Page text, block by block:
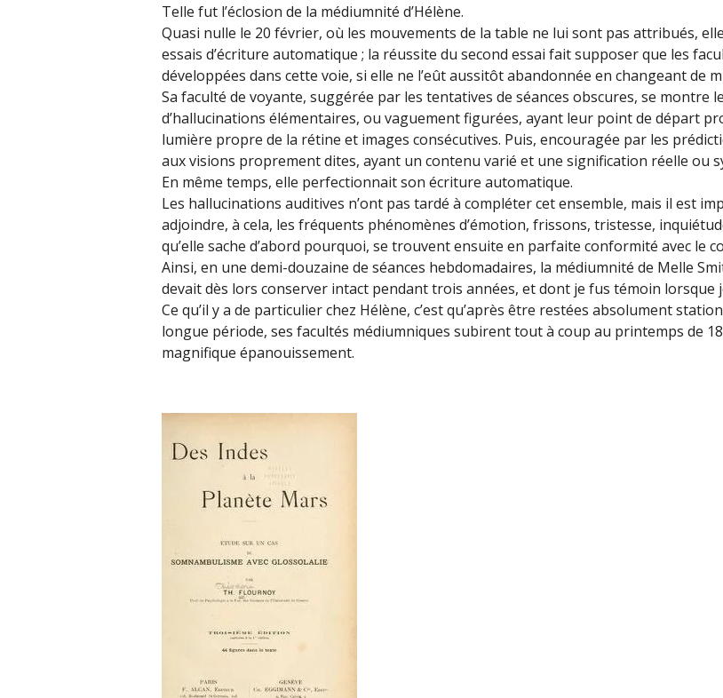
Telle fut l’éclosion de la médiumnité d’Hélène.
Quasi nulle le 20 février, où les mouvements de la table ne lui sont pas attribués,
essais d’écriture automatique ; la réussite du second essai fait supposer que les
développées dans cette voie, si elle ne l’eût aussitôt abandonnée en changeant de
Sa faculté de voyante, suggérée par les tentatives de séances obscures, se montre
d’hallucinations élémentaires, ou vaguement figurées, ayant leur point de départ
lumière propre de la rétine et images consécutives. Puis, encouragée par les
aux visions proprement dites, ayant un contenu varié et une signification réelle ou
En même temps, elle perfectionnait son écriture automatique.
Les hallucinations auditives n’ont pas tardé à compléter cet ensemble, mais il est
adjoindre, à cela, les fréquents phénomènes d’émotion, frissons, tristesse,
qu’elle sache d’abord pourquoi, se trouvent ensuite en parfaite conformité avec le
Ainsi, en une demi-douzaine de séances hebdomadaires, la médiumnité de Melle
devait dès lors conserver intact pendant trois années, et dont je fus témoin lorsque
Ce qu’il y a de particulier chez Hélène, c’est qu’après être restées absolument
longue période, ses facultés médiumniques subirent tout à coup au printemps de
magnifique épanouissement.